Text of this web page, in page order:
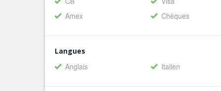
Amex
Chèques
Langues
Anglais Italien